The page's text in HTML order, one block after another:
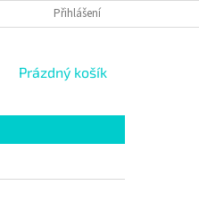
Přihlášení
NÁKUPNÍ
Prázdný košík